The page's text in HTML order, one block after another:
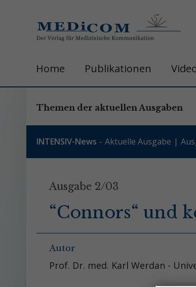
Home Publikationen
Themen der aktuellen Ausgaben
INTENSIV-News Aktuelle Ausgabe
Ausgabe 2/03
“Connors“ und
Autor
Prof. Dr. med. Karl Werdan -